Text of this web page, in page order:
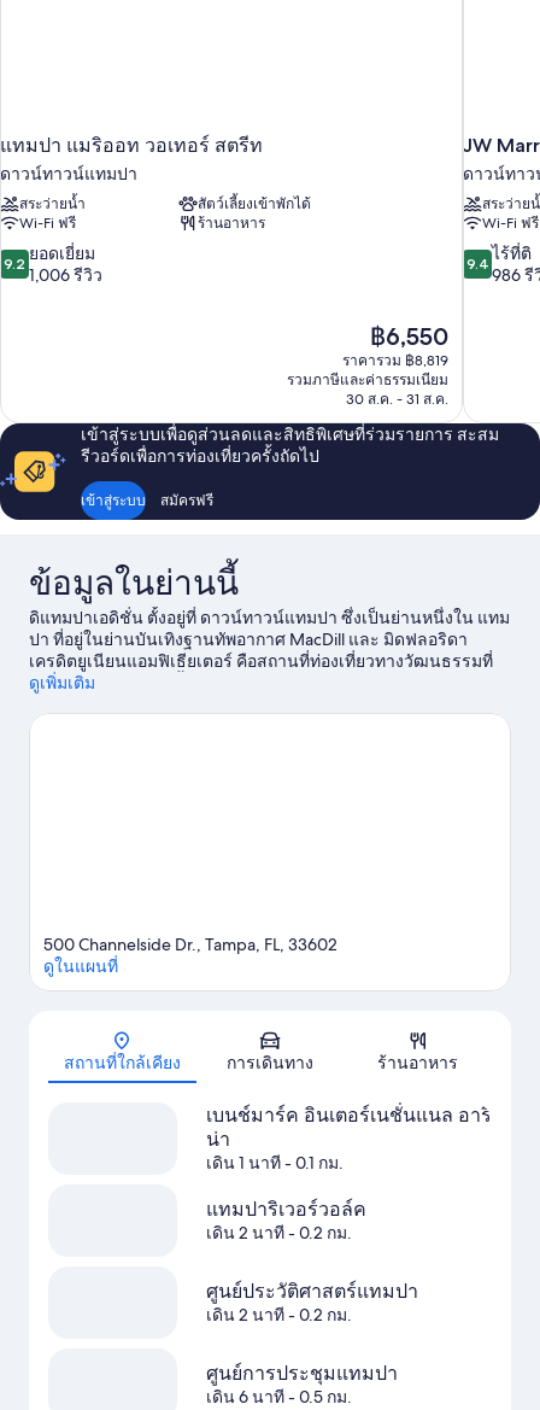
แทมปา แมริออท วอเทอร์ สตรีท
ดาวน์ทาวน์แทมปา
สระว่ายน้ำ
สัตว์เลี้ยงเข้าพักได้
Wi-Fi ฟรี
ร้านอาหาร
9.2
จาก
9.2 ยอดเยี่ยม
1,006 รีวิว
ราคา
ปัจจุบัน
คือ
฿6,550
฿6,550
ราคารวม ฿8,819
รวมภาษีและค่าธรรมเนียม
30 ส.ค. - 31 ส.ค.
JW
ดาวน์ทา
สระว่าย
Wi-Fi ฟรี
9.4
จาก
รีวิว
9.4 ไร้ที่ติ
986 รี
เข้าสู่ระบบเพื่อดูส่วนลดและสิทธิพิเศษที่ร่วมรายการ สะสม
รีวอร์ดเพื่อการท่องเที่ยวครั้งถัดไป
เข้าสู่ระบบ สมัครฟรี
ข้อมูลในย่านนี้
ดิแทมปาเอดิชั่น ตั้งอยู่ที่ ดาวน์ทาวน์แทมปา ซึ่งเป็นย่านหนึ่งใน แทม
ปา ที่อยู่ในย่านบันเทิงฐานทัพอากาศ MacDill และ มิดฟลอริดา
เครดิตยูเนียนแอมฟิเธียเตอร์ คือสถานที่ท่องเที่ยวทางวัฒนธรรมที่
ไม่ควรพลาดในย่านนี้ และถ้าใครชื่นชอบการเที่ยวชมแหล่งท่อง
สัตว์เทมปาที่ลอวรีย์ พาร์ค นักท่องเที่ยวไม่ควรพลาด สวนสนุกบุชกา
ดูเพิ่มเติม
แผนที่
500 Channelside Dr., Tampa, FL, 33602
ดูในแผนที่
สถานที่ใกล้เคียง การเดินทาง ร้านอาหาร
เบนช์มาร์ค อินเตอร์เนชั่นแนล อารี
น่า
เดิน 1 นาที- 0.1 กม.
แทมปาริเวอร์วอล์ค
เดิน 2 นาที- 0.2 กม.
ศูนย์ประวัติศาสตร์แทมปา
เดิน 2 นาที- 0.2 กม.
ศูนย์การประชุมแทมปา
เดิน 6 นาที- 0.5 กม.